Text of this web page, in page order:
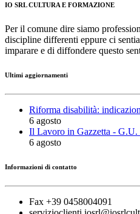
IO SRL CULTURA E FORMAZIONE
Per il comune dire siamo
discipline differenti eppure ci
imparare e di diffondere questo
Ultimi aggiornamenti
Riforma disabilità:
6 agosto
Il Lavoro in Gazzetta - G.U.
6 agosto
Informazioni di contatto
Fax +39 0458004091